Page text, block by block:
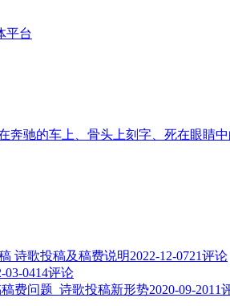
平台
奔驰的车上、骨头上刻字、死在眼睛中
诗歌投稿及稿费说明2022-12-0721评论
03-0414评论
费问题_诗歌投稿新形势2020-09-2011